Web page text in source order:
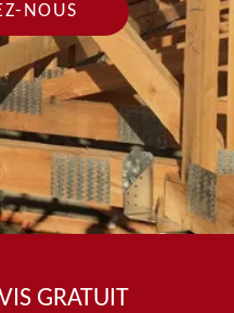
NOUS
GRATUIT